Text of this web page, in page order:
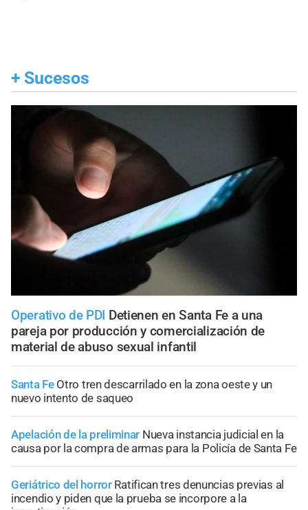
+ Sucesos
Operativo de PDI Detienen en Santa Fe a una
pareja por producción y comercialización de
material de abuso sexual infantil
Santa Fe Otro tren descarrilado en la zona oeste y un
nuevo intento de saqueo
Apelación de la preliminar Nueva instancia judicial en la
causa por la compra de armas para la Policía de Santa Fe
Geriátrico del horror Ratifican tres denuncias previas al
incendio y piden que la prueba se incorpore a la